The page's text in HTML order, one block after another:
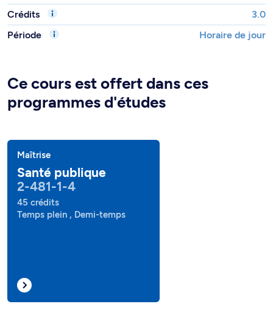
Crédits
3.0
Période
Horaire de jour
Ce cours est offert dans ces
programmes d'études
Maîtrise
Santé publique
2-481-1-4
45 crédits
Temps plein , Demi-temps